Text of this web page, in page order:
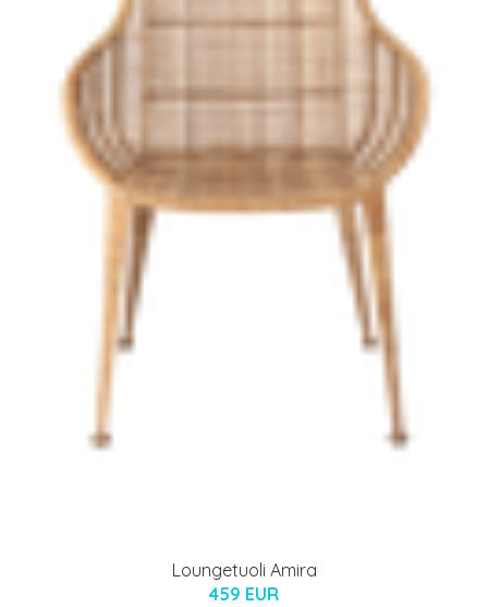
Loungetuoli Amira
459 EUR